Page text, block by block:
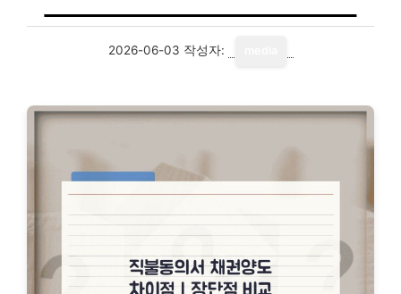
2026-06-03 작성자: